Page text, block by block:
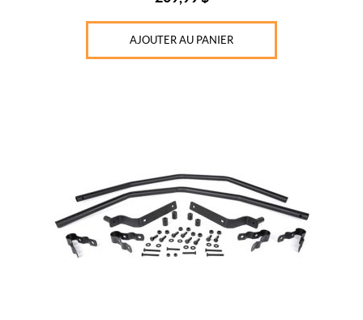
AJOUTER AU PANIER